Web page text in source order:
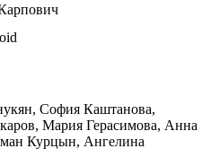
София Каштанова,
Мария Герасимова, Анна
Курцын, Ангелина